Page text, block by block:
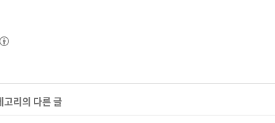
고리의 다른 글